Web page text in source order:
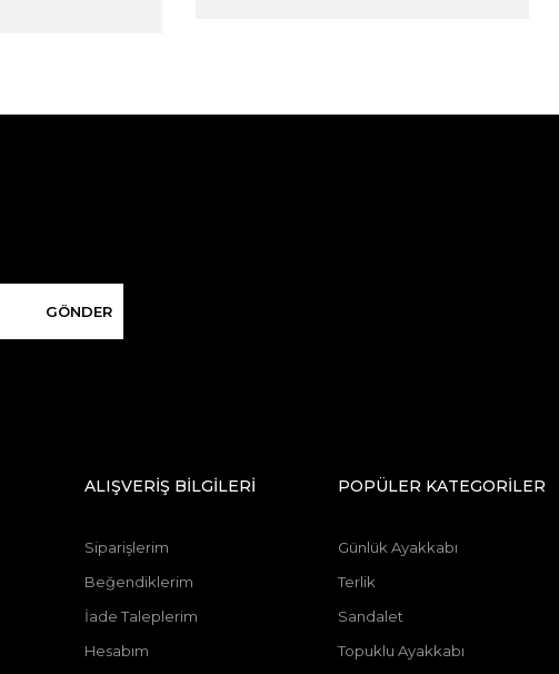
GÖNDER
ALIŞVERİŞ BİLGİLERİ
Siparişlerim
Beğendiklerim
İade Taleplerim
Hesabım
POPÜLER KATEGORİLER
Günlük Ayakkabı
Terlik
Sandalet
Topuklu Ayakkabı